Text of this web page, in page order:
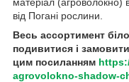
від Погані рослини.
Весь ассортимент
подивитися і
цим посиланням
agrovolokno-shadow-